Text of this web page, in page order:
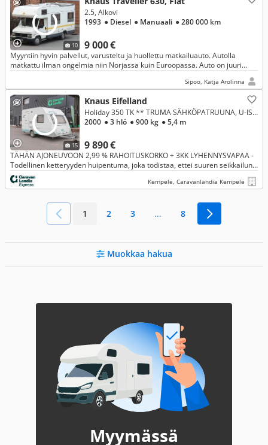
10 9 000 €
2.5, Alkovi
1993 ● Diesel ● Manuaali ● 280 000 km
Myyntiin hyvin palvellut, varusteltu ja huollettu matkailuauto. Autolla
matkattu ilman ongelmia niin Norjassa kuin Euroopassa. Auto on juuri
Sipoo, Katja Arolinna
15
Knaus Eifelland
9 890 €
Holiday 350 TK ** TRUMA SÄHKÖPATRUUNA, U-ISTUINRYHMÄ, 900KG KOKONAISMASSA **
2000 ● 3 hlö ● 900 kg ● 5,4 m
TÄHÄN AJONEUVOON 2,99 % RAHOITUSKORKO + 3KK LYHENNYSVAPAA -
Todellinen ketteryyden huipentuma, joka todistaa, ettei suuren seikkailun
tarvitse tarkoittaa suurta ja raskasta vaunua!
Kempele, Caravanlandia Kempele
1 2 3 ... 8
Muokkaa hakua
Myymässä